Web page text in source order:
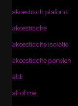
akoestisch plafond
akoestische
akoestische isolatie
akoestische panelen
aldi
all of me